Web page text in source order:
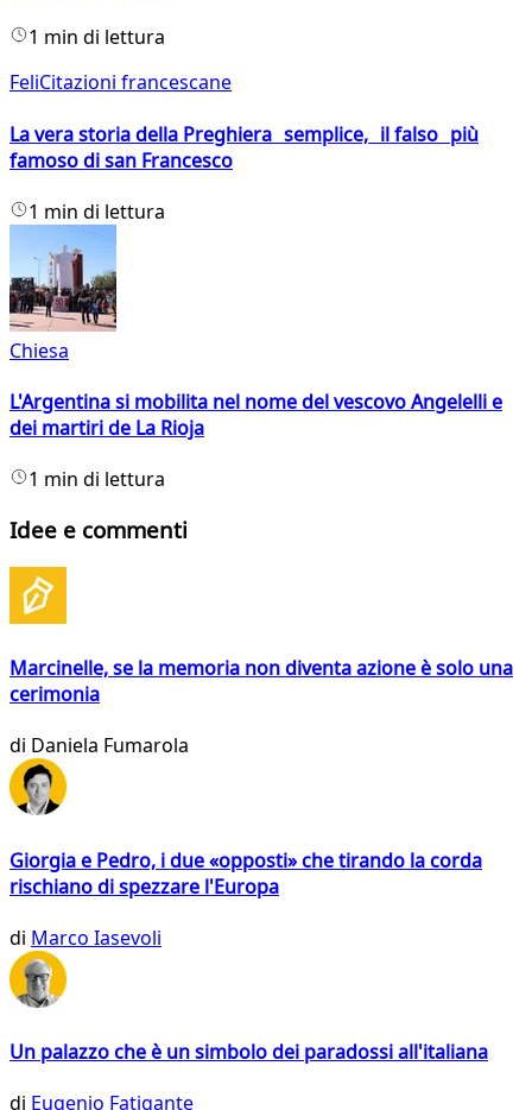
1 min di lettura
FeliCitazioni francescane
La vera storia della Preghiera semplice, il falso più
famoso di san Francesco
1 min di lettura
Chiesa
L'Argentina si mobilita nel nome del vescovo Angelelli e
dei martiri de La Rioja
1 min di lettura
Idee e commenti
Marcinelle, se la memoria non diventa azione è solo una
cerimonia
di Daniela Fumarola
Giorgia e Pedro, i due «opposti» che tirando la corda
rischiano di spezzare l'Europa
di Marco Iasevoli
Un palazzo che è un simbolo dei paradossi all'italiana
di Eugenio Fatigante